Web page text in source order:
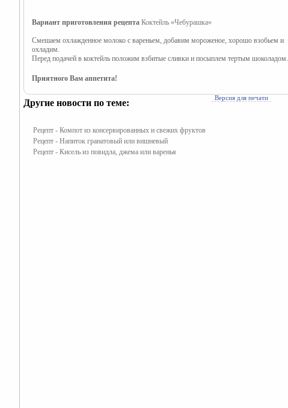
Вариант приготовления рецепта Коктейль «Чебурашка»
Смешаем охлажденное молоко с вареньем, добавим мороженое, хорошо взобьем и
охладим.
Перед подачей в коктейль положим взбитые сливки и посыплем тертым шоколадом.
Приятного Вам аппетита!
Версия для печати
Другие новости по теме:
Рецепт - Компот из консервированных и свежих фруктов
Рецепт - Напиток гранатовый или вишневый
Рецепт - Кисель из повидла, джема или варенья